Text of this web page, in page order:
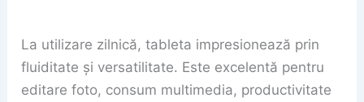
La utilizare zilnică, tableta impresionează prin
fluiditate și versatilitate. Este excelentă pentru
editare foto, consum multimedia, productivitate